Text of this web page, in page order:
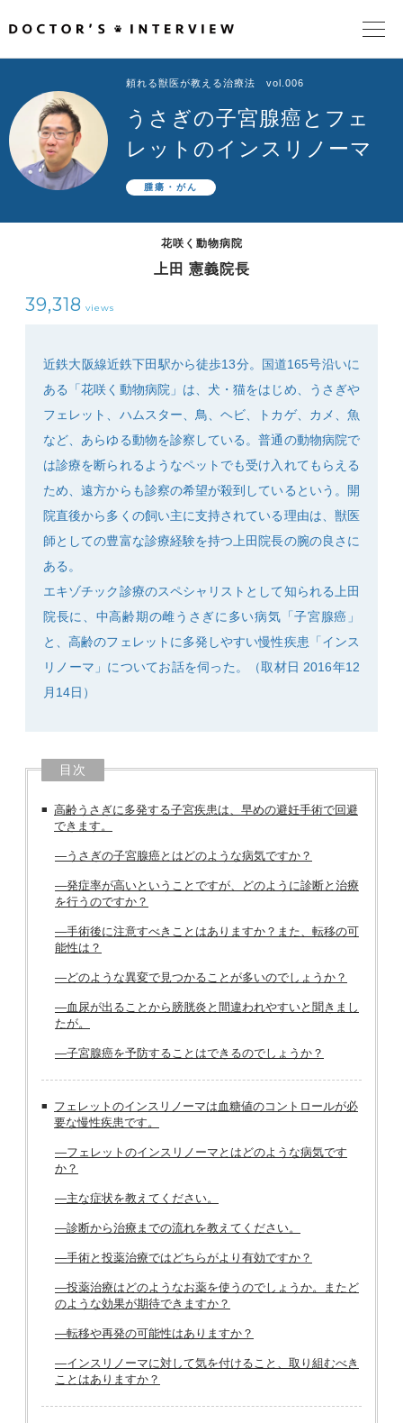
頼れるドクターが教える治療法
街の頼れるドクターたち
SEARCH
頼れる獣医が教える治療法 vol.006
うさぎの子宮腺癌とフェ
レットのインスリノーマ
腫瘍・がん
花咲く動物病院
上田 憲義院長
39,318 views
近鉄大阪線近鉄下田駅から徒歩13分。国道165号沿いに
ある「花咲く動物病院」は、犬・猫をはじめ、うさぎや
フェレット、ハムスター、鳥、ヘビ、トカゲ、カメ、魚
など、あらゆる動物を診察している。普通の動物病院で
は診療を断られるようなペットでも受け入れてもらえる
ため、遠方からも診察の希望が殺到しているという。開
院直後から多くの飼い主に支持されている理由は、獣医
師としての豊富な診療経験を持つ上田院長の腕の良さに
ある。
エキゾチック診療のスペシャリストとして知られる上田
院長に、中高齢期の雌うさぎに多い病気「子宮腺癌」
と、高齢のフェレットに多発しやすい慢性疾患「インス
リノーマ」についてお話を伺った。（取材日 2016年12
月14日）
目次
高齢うさぎに多発する子宮疾患は、早めの避妊手術で回避
できます。
―うさぎの子宮腺癌とはどのような病気ですか？
―発症率が高いということですが、どのように診断と治療
を行うのですか？
―手術後に注意すべきことはありますか？また、転移の可
能性は？
―どのような異変で見つかることが多いのでしょうか？
―血尿が出ることから膀胱炎と間違われやすいと聞きまし
たが。
―子宮腺癌を予防することはできるのでしょうか？
フェレットのインスリノーマは血糖値のコントロールが必
要な慢性疾患です。
―フェレットのインスリノーマとはどのような病気です
か？
―主な症状を教えてください。
―診断から治療までの流れを教えてください。
―手術と投薬治療ではどちらがより有効ですか？
―投薬治療はどのようなお薬を使うのでしょうか。またど
のような効果が期待できますか？
―転移や再発の可能性はありますか？
―インスリノーマに対して気を付けること、取り組むべき
ことはありますか？